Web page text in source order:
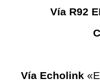
Vía R92
Vía Echolink